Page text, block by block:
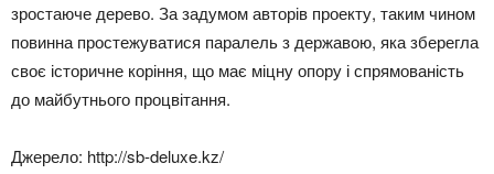
зростаюче дерево. За задумом авторів проекту, таким чином
повинна простежуватися паралель з державою, яка зберегла
своє історичне коріння, що має міцну опору і спрямованість
до майбутнього процвітання.
Джерело: http://sb-deluxe.kz/